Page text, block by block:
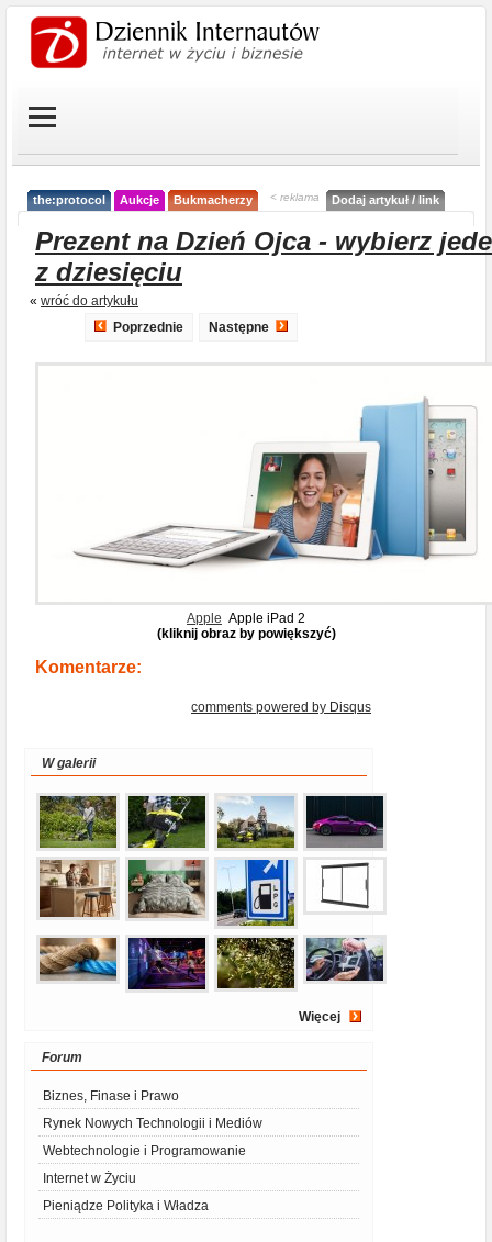
the:protocol Aukcje Bukmacherzy < reklama Dodaj artykuł / link
Prezent na Dzień Ojca - wybierz
z dziesięciu
« wróć do artykułu
Poprzednie
Następne
Apple Apple iPad 2
(kliknij obraz by powiększyć)
Komentarze:
comments powered by Disqus
W galerii
Więcej
Forum
Biznes, Finase i Prawo
Rynek Nowych Technologii i Mediów
Webtechnologie i Programowanie
Internet w Życiu
Pieniądze Polityka i Władza